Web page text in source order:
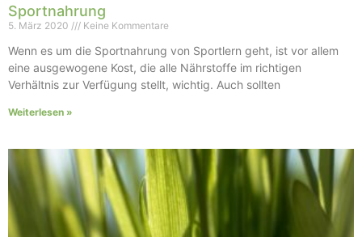
Sportnahrung
5. März 2020 Keine Kommentare
Wenn es um die Sportnahrung von Sportlern geht, ist vor allem
eine ausgewogene Kost, die alle Nährstoffe im richtigen
Verhältnis zur Verfügung stellt, wichtig. Auch sollten
Weiterlesen »